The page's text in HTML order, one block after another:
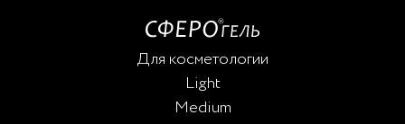
Для косметологии
Light
Medium